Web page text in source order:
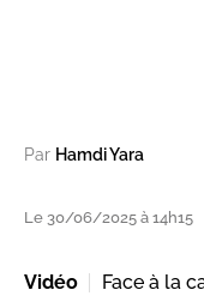
Par Hamdi Yara
Le 30/06/2025 à 14h15
Vidéo
Face à la